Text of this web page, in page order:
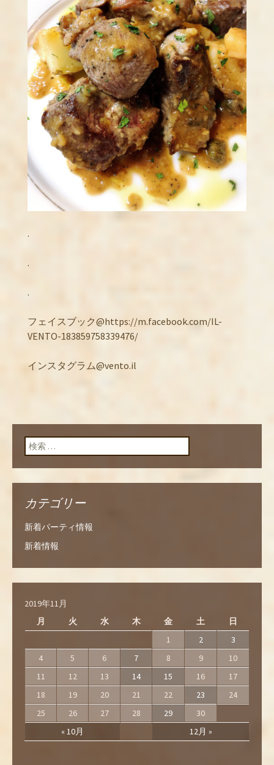
.
.
.
フェイスブック@https://m.facebook.com/IL-
VENTO-183859758339476/
インスタグラム@vento.il
検索:
カテゴリー
新着パーティ情報
新着情報
2019年11月
月
火 水 木 金 土 日
« 10月 12月 »
1 2
3
4
5 6 7 8 9
10
11
12 13 14 15 16
17
18
19 20 21 22 23
24
25
26 27 28 29 30